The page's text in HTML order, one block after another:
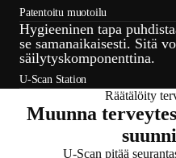
Patentoitu muotoilu
Hygieeninen tapa
se samanaikaisesti. Sitä
säilytyskomponenttina.
U-Scan Station
Räätälöity
Muunna
U-Scan pitää